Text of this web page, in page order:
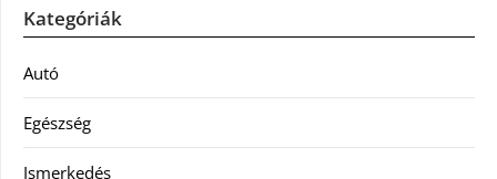
Kategóriák
Autó
Egészség
Ismerkedés